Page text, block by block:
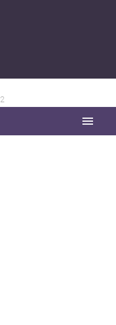
2
DECORAÇÃO